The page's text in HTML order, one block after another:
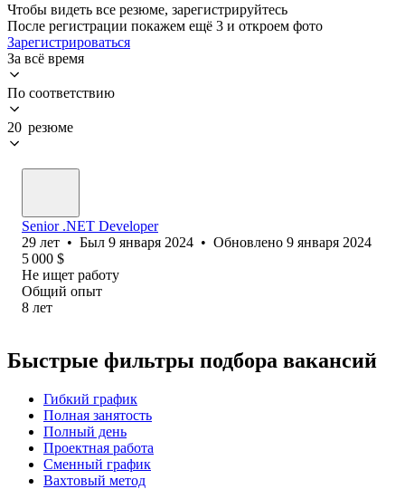
Чтобы видеть все резюме, зарегистрируйтесь
После регистрации покажем ещё 3 и откроем фото
Зарегистрироваться
За всё время
По соответствию
20 резюме
Senior .NET Developer
29 лет • Был 9 января 2024 • Обновлено 9 января 2024
5 000 $
Не ищет работу
Общий опыт
8 лет
Быстрые фильтры подбора вакансий
Гибкий график
Полная занятость
Полный день
Проектная работа
Сменный график
Вахтовый метод